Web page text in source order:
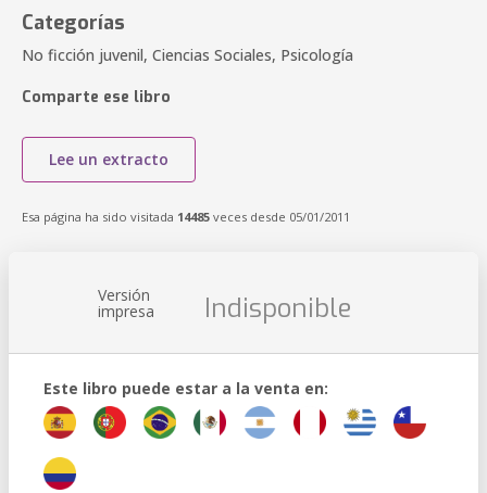
Categorías
No ficción juvenil, Ciencias Sociales, Psicología
Comparte ese libro
Lee un extracto
Esa página ha sido visitada 14485 veces desde 05/01/2011
Versión
impresa Indisponible
Este libro puede estar a la venta en: